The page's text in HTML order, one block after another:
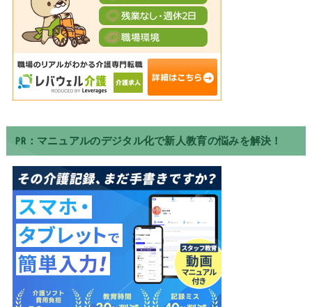
PR：マニュアルのデジタル化で新人教育の悩みを解決！